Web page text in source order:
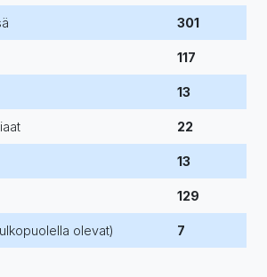
301
117
13
22
13
129
olevat) 7